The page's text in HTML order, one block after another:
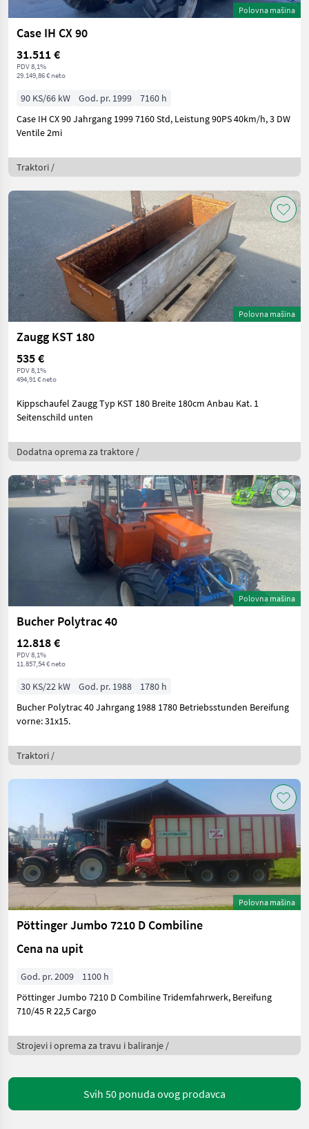
Polovna mašina
Case IH CX 90
31.511 €
PDV 8,1%
29.149,86 € neto
90 KS/66 kW God. pr. 1999
7160 h
Case IH CX 90 Jahrgang 1999 7160 Std, Leistung 90PS 40km/h, 3 DW
Ventile 2mi
Traktori /
Polovna mašina
Zaugg KST 180
535 €
PDV 8,1%
494,91 € neto
Kippschaufel Zaugg Typ KST 180 Breite 180cm Anbau Kat. 1
Seitenschild unten
Dodatna oprema za traktore /
Polovna mašina
Bucher Polytrac 40
12.818 €
PDV 8,1%
11.857,54 € neto
30 KS/22 kW God. pr. 1988
1780 h
Bucher Polytrac 40 Jahrgang 1988 1780 Betriebsstunden Bereifung
vorne: 31x15.
Traktori /
Polovna mašina
Pöttinger Jumbo 7210 D Combiline
Cena na upit
God. pr. 2009
1100 h
Pöttinger Jumbo 7210 D Combiline Tridemfahrwerk, Bereifung
710/45 R 22,5 Cargo
Strojevi i oprema za travu i baliranje /
Svih 50 ponuda ovog prodavca